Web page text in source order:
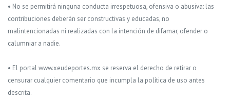
• No se permitirá ninguna conducta irrespetuosa, ofensiva o abusiva: las
contribuciones deberán ser constructivas y educadas, no
malintencionadas ni realizadas con la intención de difamar, ofender o
calumniar a nadie.
• El portal www.xeudeportes.mx se reserva el derecho de retirar o
censurar cualquier comentario que incumpla la política de uso antes
descrita.